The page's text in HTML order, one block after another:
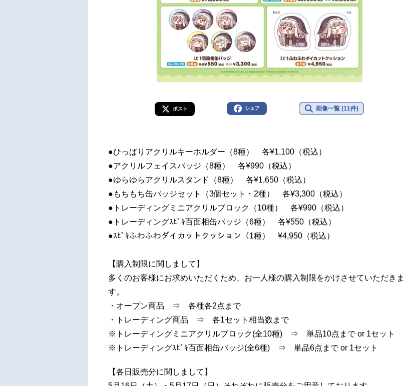
ポスト シェア 画像一覧 (11件)
●ひっぱりアクリルキーホルダー（8種） 各¥1,100（税込）
●アクリルフェイスバッジ（8種） 各¥990（税込）
●ゆらゆらアクリルスタンド（8種） 各¥1,650（税込）
●もちもち缶バッジセット（3個セット・2種） 各¥3,300（税込）
●トレーディングミニアクリルブロック（10種） 各¥990（税込）
●トレーディングｽﾋﾟｷ百面相缶バッジ（6種） 各¥550（税込）
●ｽﾋﾟｷふわふわダイカットクッション（1種） ¥4,950（税込）
【購入制限に関しまして】
多くのお客様にお求めいただくため、お一人様の購入制限をかけさせていただきま
す。
・オープン商品 ⇒ 各種各2点まで
・トレーディング商品 ⇒ 各1セット相当数まで
※トレーディングミニアクリルブロック(全10種) ⇒ 単品10点まで or 1セット
※トレーディングｽﾋﾟｷ百面相缶バッジ(全6種) ⇒ 単品6点まで or 1セット
【各日販売分に関しまして】